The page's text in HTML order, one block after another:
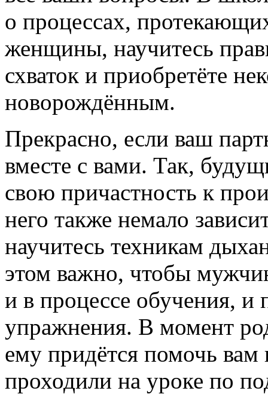
о процессах,
женщины, научитесь
схваток и приобретёте
новорождённым.
Прекрасно, если ваш
вместе с вами. Так,
свою причастность к
него также немало
научитесь техникам
этом важно, чтобы
и в процессе обучения, и
упражнения. В момент
ему придётся помочь вам
проходили на уроке по